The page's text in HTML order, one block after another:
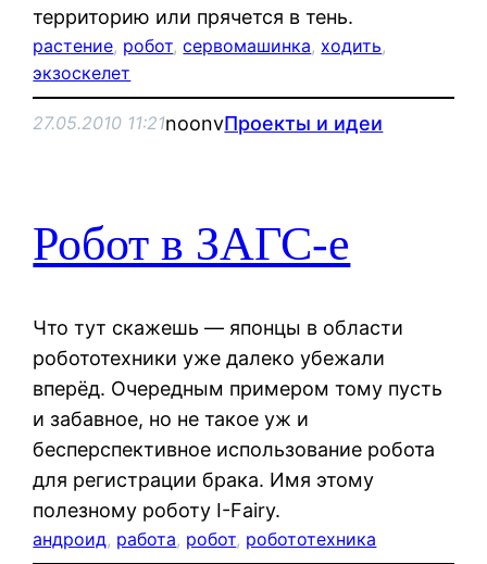
территорию или прячется в тень.
растение, робот, сервомашинка, ходить
экзоскелет
27.05.2010 11:21noonvПроекты и идеи
Робот в ЗАГС-е
Что тут скажешь — японцы в области
робототехники уже далеко убежали
вперёд. Очередным примером тому пусть
и забавное, но не такое уж и
бесперспективное использование робота
для регистрации брака. Имя этому
полезному роботу I-Fairy.
андроид, работа, робот, робототехника